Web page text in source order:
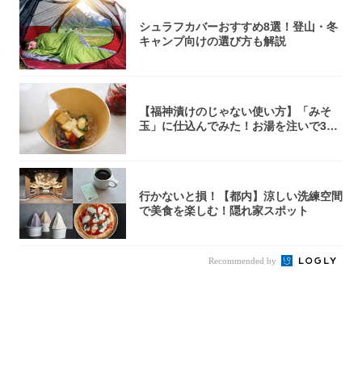
シュラフカバーおすすめ8選！登山・冬
キャンプ向けの選び方も解説
【福神漬けのじゃない使い方】「みそ
玉」に仕込んでみた！お湯を注いで30
行かないと損！【都内】涼しい洗練空間
で美食を楽しむ！隠れ家スポット
Recommended by